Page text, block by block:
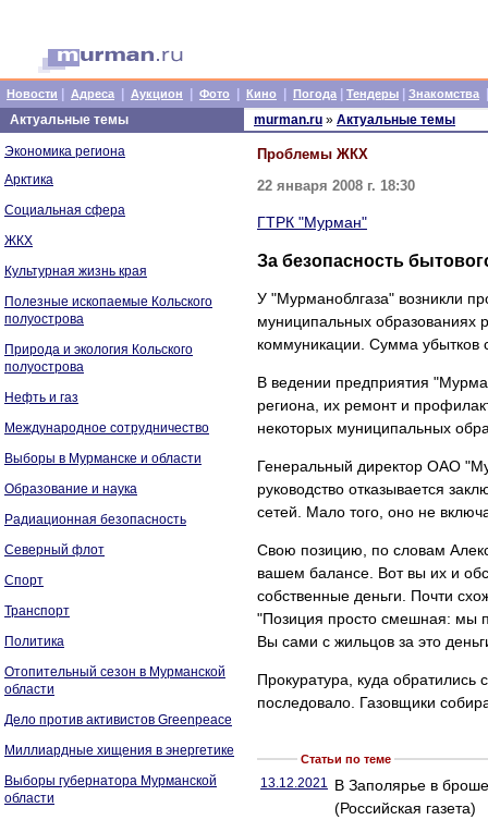
Новости Адреса Аукцион Фото Кино Погода Тендеры Знакомства
Актуальные темы
Экономика региона
Арктика
Социальная сфера
ЖКХ
Культурная жизнь края
Полезные ископаемые Кольского
полуострова
Природа и экология Кольского
полуострова
Нефть и газ
Международное сотрудничество
Выборы в Мурманске и области
Образование и наука
Радиационная безопасность
Северный флот
Спорт
Транспорт
Политика
Отопительный сезон в Мурманской
области
Дело против активистов Greenpeace
Миллиардные хищения в энергетике
Выборы губернатора Мурманской
области
murman.ru » Актуальные темы
Проблемы ЖКХ
22 января 2008 г. 18:30
ГТРК "Мурман"
За безопасность
У "Мурманоблгаза" возникли
муниципальных образованиях
коммуникации. Сумма убытков
В ведении предприятия
региона, их ремонт и
некоторых муниципальных
Генеральный директор ОАО
руководство отказывается
сетей. Мало того, оно не
Свою позицию, по словам
вашем балансе. Вот вы их и
собственные деньги. Почти
"Позиция просто смешная: мы
Вы сами с жильцов за это
Прокуратура, куда обратились
последовало. Газовщики
Статьи по теме
13.12.2021 В Заполярье в
(Российская газета)